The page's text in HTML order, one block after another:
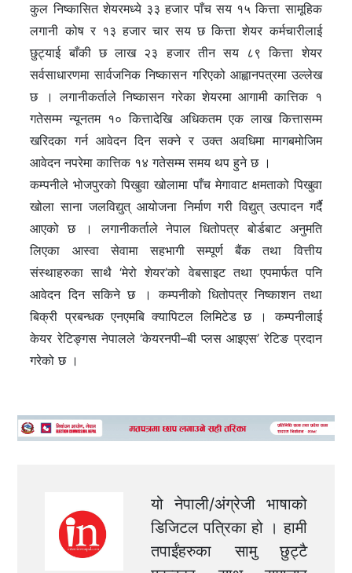
कुल निष्कासित शेयरमध्ये ३३ हजार पाँच सय १५ कित्ता सामूहिक
लगानी कोष र १३ हजार चार सय छ कित्ता शेयर कर्मचारीलाई
छुट्याई बाँकी छ लाख २३ हजार तीन सय ८९ कित्ता शेयर
सर्वसाधारणमा सार्वजनिक निष्कासन गरिएको आह्वानपत्रमा उल्लेख
छ । लगानीकर्ताले निष्कासन गरेका शेयरमा आगामी कात्तिक १
गतेसम्म न्यूनतम १० कित्तादेखि अधिकतम एक लाख कित्तासम्म
खरिदका गर्न आवेदन दिन सक्ने र उक्त अवधिमा मागबमोजिम
आवेदन नपरेमा कात्तिक १४ गतेसम्म समय थप हुने छ ।
कम्पनीले भोजपुरको पिखुवा खोलामा पाँच मेगावाट क्षमताको पिखुवा
खोला साना जलविद्युत् आयोजना निर्माण गरी विद्युत् उत्पादन गर्दै
आएको छ । लगानीकर्ताले नेपाल धितोपत्र बोर्डबाट अनुमति
लिएका आस्वा सेवामा सहभागी सम्पूर्ण बैंक तथा वित्तीय
संस्थाहरुका साथै ‘मेरो शेयर’को वेबसाइट तथा एपमार्फत पनि
आवेदन दिन सकिने छ । कम्पनीको धितोपत्र निष्काशन तथा
बिक्री प्रबन्धक एनएमबि क्यापिटल लिमिटेड छ । कम्पनीलाई
केयर रेटिङ्गस नेपालले ‘केयरनपी–बी प्लस आइएस’ रेटिङ प्रदान
गरेको छ ।
यो नेपाली/अंग्रेजी भाषाको
डिजिटल पत्रिका हो । हामी
तपाईंहरुका सामु छुट्टै